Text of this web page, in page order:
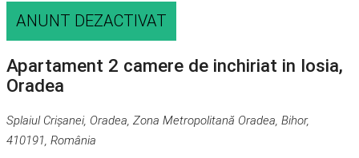
ANUNT DEZACTIVAT
Apartament 2 camere de inchiriat in Iosia,
Oradea
Splaiul Crișanei, Oradea, Zona Metropolitană Oradea, Bihor,
410191, România